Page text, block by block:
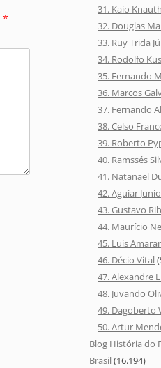
*
31. Kaio Knauth
32. Douglas
33. Ruy Trida
34. Rodolfo
35. Fernando
36. Marcos
37. Fernando
38. Celso
39. Roberto
40. Ramssés
41. Natanael
42. Aguiar
43. Gustavo
44. Maurício
45. Luís
46. Décio Vital
47. Alexandre
48. Juvando
49. Dagoberto
50. Artur
Blog História do
Brasil(16.194)